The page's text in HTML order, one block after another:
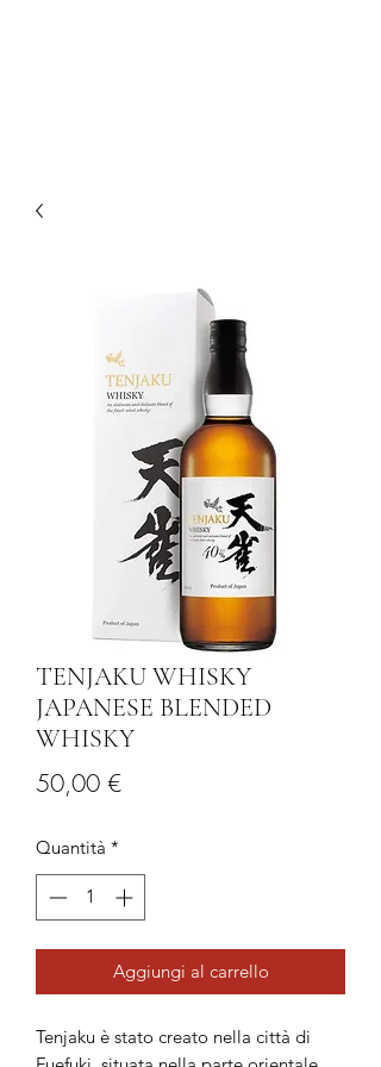
TENJAKU WHISKY
JAPANESE BLENDED
WHISKY
50,00 €Prezzo
Quantità *
Aggiungi al carrello
Tenjaku è stato creato nella città di